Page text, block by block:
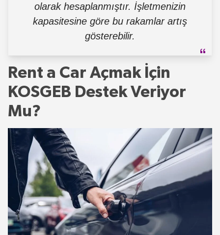
olarak hesaplanmıştır. İşletmenizin
kapasitesine göre bu rakamlar artış
gösterebilir.
Rent a Car Açmak İçin
KOSGEB Destek Veriyor
Mu?